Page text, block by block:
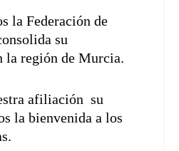
la Federación de
su
la región de Murcia.
afiliación su
la bienvenida a los